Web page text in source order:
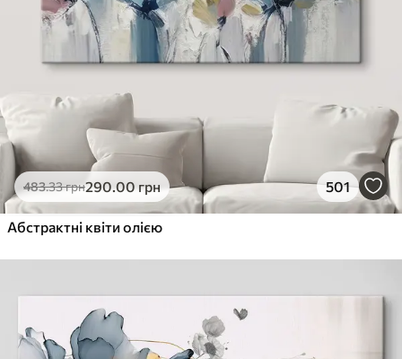
483.33грн290.00грн 501
Абстрактні квіти олією